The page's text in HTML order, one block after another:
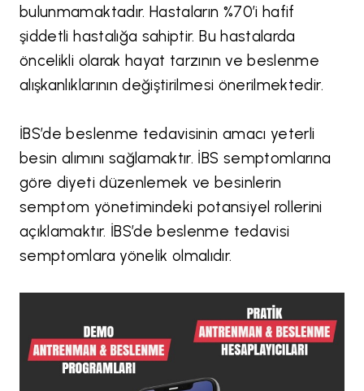
bulunmamaktadır. Hastaların %70’i hafif
şiddetli hastalığa sahiptir. Bu hastalarda
öncelikli olarak hayat tarzının ve beslenme
alışkanlıklarının değiştirilmesi önerilmektedir.
İBS’de beslenme tedavisinin amacı yeterli
besin alımını sağlamaktır. İBS semptomlarına
göre diyeti düzenlemek ve besinlerin
semptom yönetimindeki potansiyel rollerini
açıklamaktır. İBS’de beslenme tedavisi
semptomlara yönelik olmalıdır.